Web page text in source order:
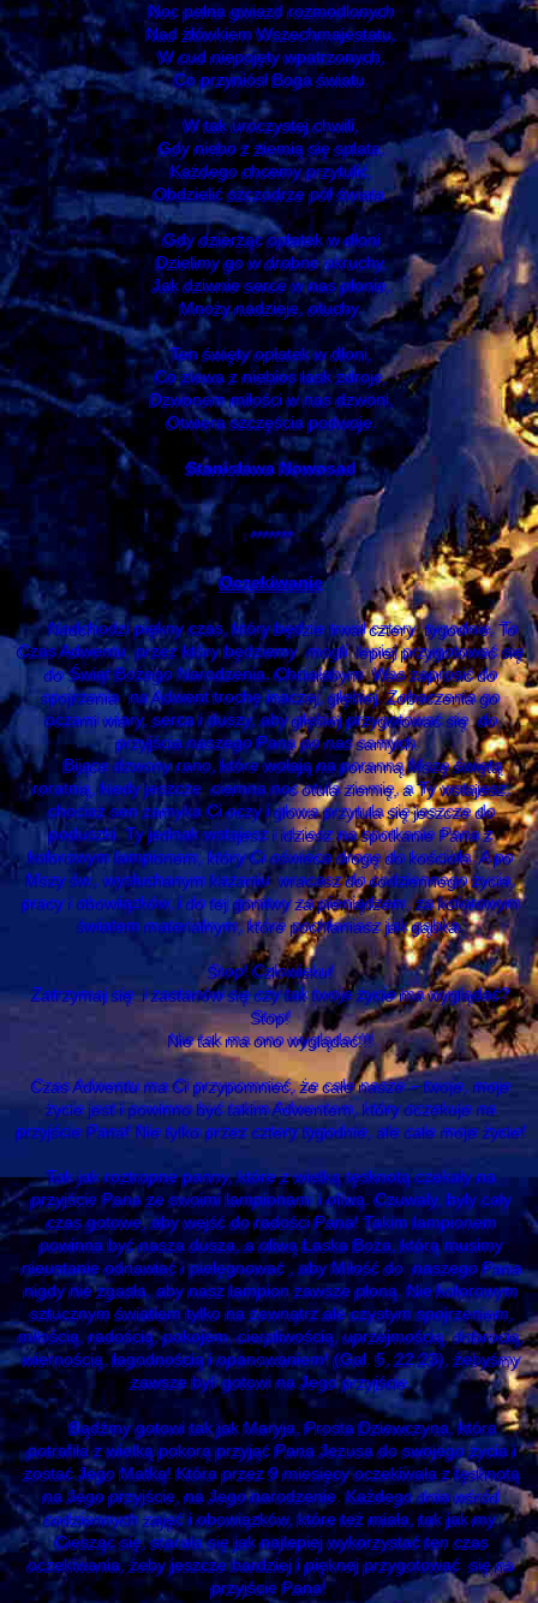
Noc pełna gwiazd rozmodlonych
Nad żłówkiem Wszechmajestatu,
W cud niepojęty wpatrzonych,
Co przyniósł Boga światu.
W tak uroczystej chwili,
Gdy niebo z ziemią się splata,
Każdego chcemy przytulić,
Obdzielić szczodrze pół świata.
Gdy dzierżąc opłatek w dłoni
Dzielimy go w drobne okruchy,
Jak dziwnie serce w nas płonie,
Mnoży nadzieje, otuchy.
Ten święty opłatek w dłoni,
Co zlewa z niebios łask zdroje,
Dzwonem miłości w nas dzwoni,
Otwiera szczęścia podwoje.
Stanisława Nowosad
*******
Oczekiwanie
Nadchodzi piękny czas, który będzie trwał cztery tygodnie. To
Czas Adwentu, przez który będziemy mogli lepiej przygotować się
do Świąt Bożego Narodzenia. Chciałabym Was zaprosić do
spojrzenia na Adwent trochę inaczej, głębiej. Zobaczenia go
oczami wiary, serca i duszy, aby głębiej przygotować się do
przyjścia naszego Pana po nas samych.
Bijące dzwony rano, które wołają na poranną Mszę świętą
roratnią, kiedy jeszcze ciemna noc otula ziemię, a Ty wstajesz,
chociaż sen zamyka Ci oczy i głowa przytula się jeszcze do
poduszki. Ty jednak wstajesz i idziesz na spotkanie Pana z
kolorowym lampionem, który Ci oświeca drogę do kościoła. A po
Mszy św., wysłuchanym kazaniu wracasz do codziennego życia,
pracy i obowiązków, i do tej gonitwy za pieniądzem, za kolorowym
światem materialnym, które pochłaniasz jak gąbka.
Stop! Człowieku!
Zatrzymaj się i zastanów się czy tak twoje życie ma wyglądać?
Stop!
Nie tak ma ono wyglądać!!!
Czas Adwentu ma Ci przypomnieć, że całe nasze – twoje, moje
życie jest i powinno być takim Adwentem, który oczekuje na
przyjście Pana! Nie tylko przez cztery tygodnie, ale całe moje życie!
Tak jak roztropne panny, które z wielką tęsknotą czekały na
przyjście Pana ze swoimi lampionami i oliwą. Czuwały, były cały
czas gotowe, aby wejść do radości Pana! Takim lampionem
powinna być nasza dusza, a oliwą Łaska Boża, którą musimy
nieustanie odnawiać i pielęgnować , aby Miłość do naszego Pana
nigdy nie zgasła, aby nasz lampion zawsze płoną. Nie kolorowym
sztucznym światłem tylko na zewnątrz ale czystym spojrzeniem,
miłością, radością, pokojem, cierpliwością, uprzejmością, dobrocią,
wiernością, łagodnością i opanowaniem! (Gal. 5, 22.23), żebyśmy
zawsze byli gotowi na Jego przyjście.
Bądźmy gotowi tak jak Maryja, Prosta Dziewczyna, która
potrafiła z wielką pokorą przyjąć Pana Jezusa do swojego życia i
zostać Jego Matką! Która przez 9 miesięcy oczekiwała z tęsknotą
na Jego przyjście, na Jego narodzenie. Każdego dnia wśród
codziennych zajęć i obowiązków, które też miała, tak jak my.
Ciesząc się, starała się jak najlepiej wykorzystać ten czas
oczekiwania, żeby jeszcze bardziej i pięknej przygotować się na
przyjście Pana!